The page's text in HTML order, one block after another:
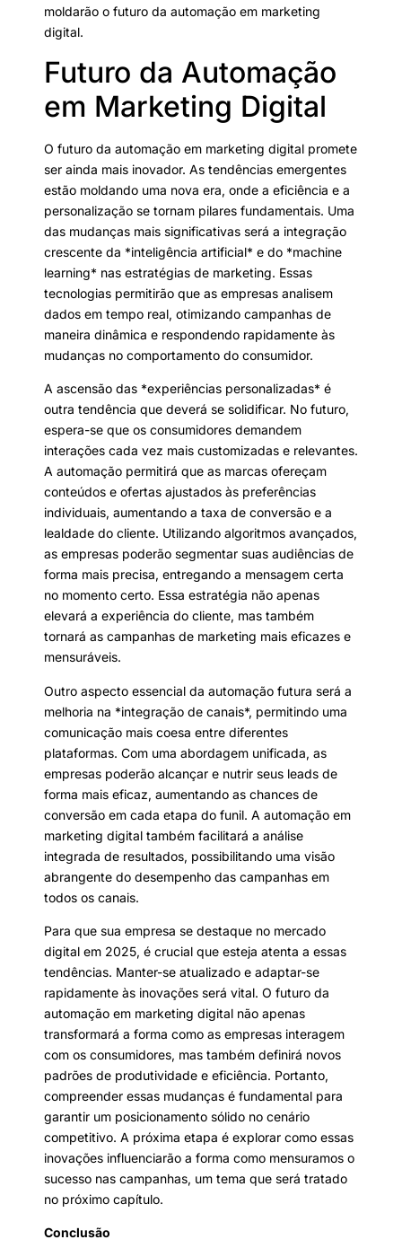
moldarão o futuro da automação em marketing
digital.
Futuro da Automação
em Marketing Digital
O futuro da automação em marketing digital promete
ser ainda mais inovador. As tendências emergentes
estão moldando uma nova era, onde a eficiência e a
personalização se tornam pilares fundamentais. Uma
das mudanças mais significativas será a integração
crescente da *inteligência artificial* e do *machine
learning* nas estratégias de marketing. Essas
tecnologias permitirão que as empresas analisem
dados em tempo real, otimizando campanhas de
maneira dinâmica e respondendo rapidamente às
mudanças no comportamento do consumidor.
A ascensão das *experiências personalizadas* é
outra tendência que deverá se solidificar. No futuro,
espera-se que os consumidores demandem
interações cada vez mais customizadas e relevantes.
A automação permitirá que as marcas ofereçam
conteúdos e ofertas ajustados às preferências
individuais, aumentando a taxa de conversão e a
lealdade do cliente. Utilizando algoritmos avançados,
as empresas poderão segmentar suas audiências de
forma mais precisa, entregando a mensagem certa
no momento certo. Essa estratégia não apenas
elevará a experiência do cliente, mas também
tornará as campanhas de marketing mais eficazes e
mensuráveis.
Outro aspecto essencial da automação futura será a
melhoria na *integração de canais*, permitindo uma
comunicação mais coesa entre diferentes
plataformas. Com uma abordagem unificada, as
empresas poderão alcançar e nutrir seus leads de
forma mais eficaz, aumentando as chances de
conversão em cada etapa do funil. A automação em
marketing digital também facilitará a análise
integrada de resultados, possibilitando uma visão
abrangente do desempenho das campanhas em
todos os canais.
Para que sua empresa se destaque no mercado
digital em 2025, é crucial que esteja atenta a essas
tendências. Manter-se atualizado e adaptar-se
rapidamente às inovações será vital. O futuro da
automação em marketing digital não apenas
transformará a forma como as empresas interagem
com os consumidores, mas também definirá novos
padrões de produtividade e eficiência. Portanto,
compreender essas mudanças é fundamental para
garantir um posicionamento sólido no cenário
competitivo. A próxima etapa é explorar como essas
inovações influenciarão a forma como mensuramos o
sucesso nas campanhas, um tema que será tratado
no próximo capítulo.
Conclusão